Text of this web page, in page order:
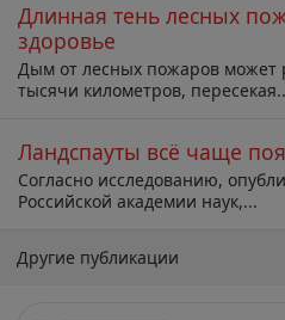
Длинная тень лесных
здоровье
Дым от лесных пожаров может
тысячи километров,
Ландспауты всё чаще
Согласно исследованию,
Российской академии наук,...
Другие публикации